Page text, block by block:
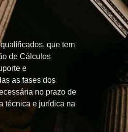
que tem
de Cálculos
e
as fases dos
no prazo de
técnica e jurídica na